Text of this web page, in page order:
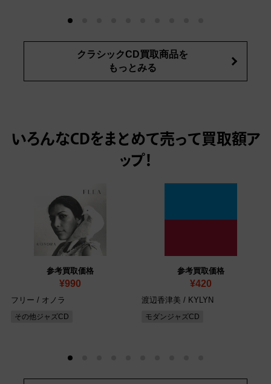
クラシックCD買取商品を
もっとみる
いろんなCDをまとめて売って買取額ア
ップ！
参考買取価格
¥990
フリー / オノラ
その他ジャズCD
参考買取価格
¥420
渡辺香津美 / KYLYN
モダンジャズCD